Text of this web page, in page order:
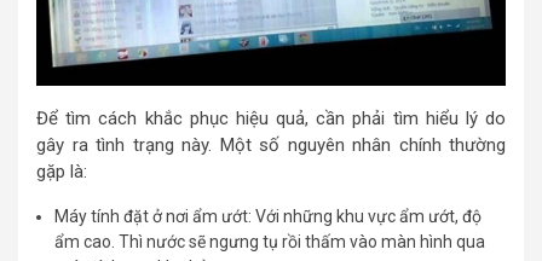
Để tìm cách khắc phục hiệu quả, cần phải tìm hiểu lý do
gây ra tình trạng này. Một số nguyên nhân chính thường
gặp là:
Máy tính đặt ở nơi ẩm ướt: Với những khu vực ẩm ướt, độ
ẩm cao. Thì nước sẽ ngưng tụ rồi thấm vào màn hình qua